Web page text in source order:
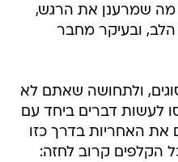
מה שמרענן את הרגש,
ובעיקר מחבר
ולתחושה שאתם לא
לעשות דברים ביחד עם
את האחריות בדרך כזו
הקלפים קרוב לחזה: